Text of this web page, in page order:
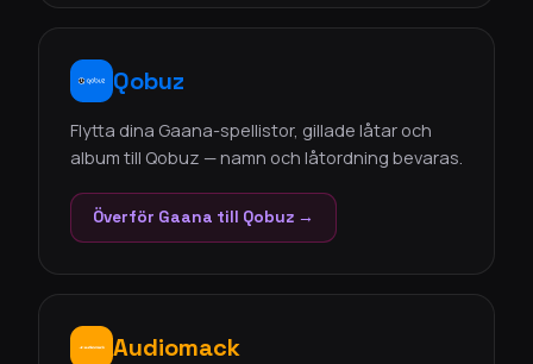
Qobuz
Flytta dina Gaana-spellistor, gillade låtar och
album till Qobuz — namn och låtordning bevaras.
Överför Gaana till Qobuz →
Audiomack